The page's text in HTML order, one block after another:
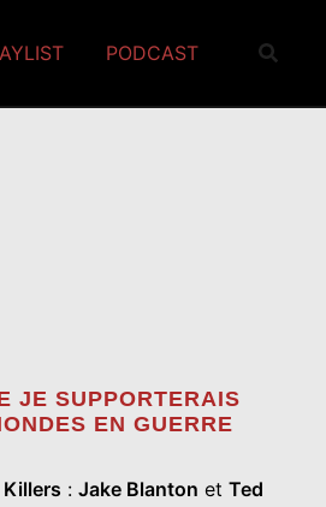
PODCAST
JE SUPPORTERAIS
EN GUERRE
: Jake Blanton et Ted